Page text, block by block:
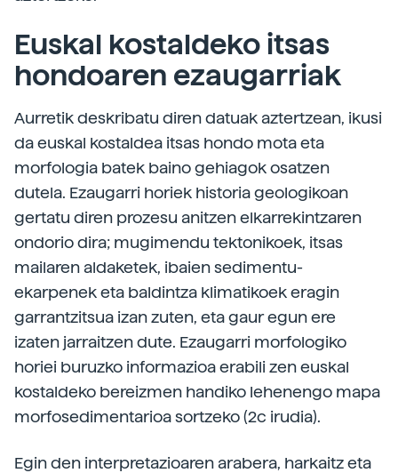
Euskal kostaldeko itsas
hondoaren ezaugarriak
Aurretik deskribatu diren datuak aztertzean, ikusi
da euskal kostaldea itsas hondo mota eta
morfologia batek baino gehiagok osatzen
dutela. Ezaugarri horiek historia geologikoan
gertatu diren prozesu anitzen elkarrekintzaren
ondorio dira; mugimendu tektonikoek, itsas
mailaren aldaketek, ibaien sedimentu-
ekarpenek eta baldintza klimatikoek eragin
garrantzitsua izan zuten, eta gaur egun ere
izaten jarraitzen dute. Ezaugarri morfologiko
horiei buruzko informazioa erabili zen euskal
kostaldeko bereizmen handiko lehenengo mapa
morfosedimentarioa sortzeko (2c irudia).
Egin den interpretazioaren arabera, harkaitz eta